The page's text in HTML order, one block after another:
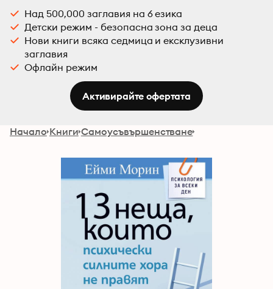
Над 500,000 заглавия на 6 езика
Детски режим - безопасна зона за деца
Нови книги всяка седмица и ексклузивни
заглавия
Офлайн режим
Активирайте офертата
Начало Книги Самоусъвършенстване